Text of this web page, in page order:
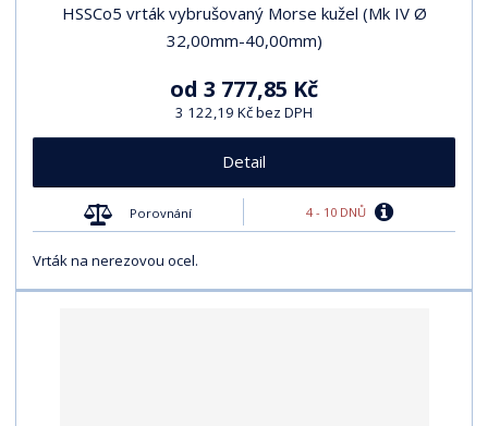
HSSCo5 vrták vybrušovaný Morse kužel (Mk IV Ø
32,00mm-40,00mm)
od 3 777,85 Kč
3 122,19 Kč bez DPH
Detail
Porovnání 4 - 10 DNŮ
Vrták na nerezovou ocel.